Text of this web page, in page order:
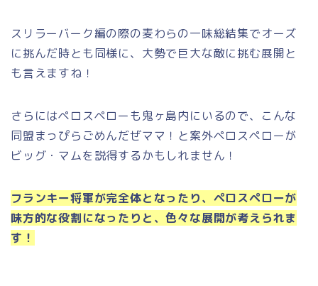
スリラーバーク編の際の麦わらの一味総結集でオーズ
に挑んだ時とも同様に、大勢で巨大な敵に挑む展開と
も言えますね！
さらにはペロスペローも鬼ヶ島内にいるので、こんな
同盟まっぴらごめんだぜママ！と案外ペロスペローが
ビッグ・マムを説得するかもしれません！
フランキー将軍が完全体となったり、ペロスペローが
味方的な役割になったりと、色々な展開が考えられま
す！